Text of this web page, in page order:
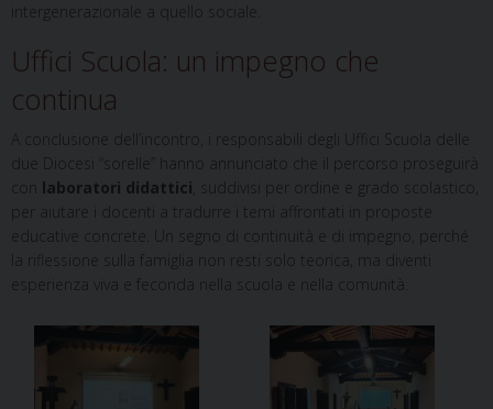
intergenerazionale a quello sociale.
Uffici Scuola: un impegno che
continua
A conclusione dell’incontro, i responsabili degli Uffici Scuola delle
due Diocesi “sorelle” hanno annunciato che il percorso proseguirà
con laboratori didattici , suddivisi per ordine e grado scolastico,
per aiutare i docenti a tradurre i temi affrontati in proposte
educative concrete. Un segno di continuità e di impegno, perché
la riflessione sulla famiglia non resti solo teorica, ma diventi
esperienza viva e feconda nella scuola e nella comunità.